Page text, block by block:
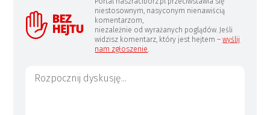
niestosownym, nasyconym nienawiścią
komentarzom,
niezależnie od wyrażanych poglądów. Jeśli
widzisz komentarz, który jest hejtem –wyślij
nam zgłoszenie